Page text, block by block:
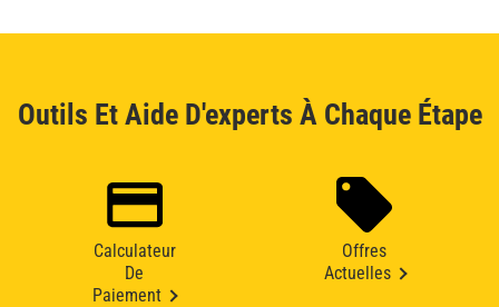
Outils Et Aide D'experts À Chaque Étape
Calculateur
De
Paiement
Offres
Actuelles